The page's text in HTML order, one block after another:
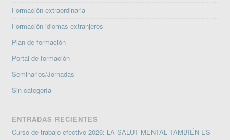
Formación extraordinaria
Formación idiomas extranjeros
Plan de formación
Portal de formación
Seminarios/Jornadas
Sin categoría
ENTRADAS RECIENTES
Curso de trabajo efectivo 2026: LA SALUT MENTAL TAMBIÉN ES